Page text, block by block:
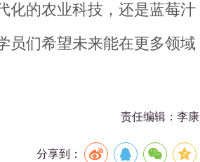
化的农业科技，还是蓝莓汁
员们希望未来能在更多领域
责任编辑：李康
分享到：